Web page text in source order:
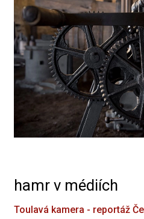
hamr v médiích
Toulavá kamera - reportáž